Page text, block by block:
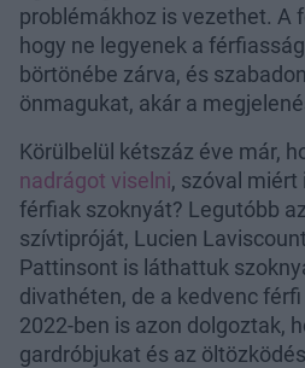
problémákhoz is vezethet. A
hogy ne legyenek a
börtönébe zárva, és
önmagukat, akár a
Körülbelül kétszáz éve már,
nadrágot viselni, szóval miért
férfiak szoknyát? Legutóbb
szívtipróját, Lucien
Pattinsont is láthattuk
divathéten, de a kedvenc
2022-ben is azon dolgoztak,
gardróbjukat és az